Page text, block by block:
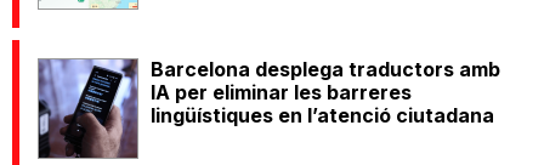
Barcelona desplega traductors amb
IA per eliminar les barreres
lingüístiques en l’atenció ciutadana